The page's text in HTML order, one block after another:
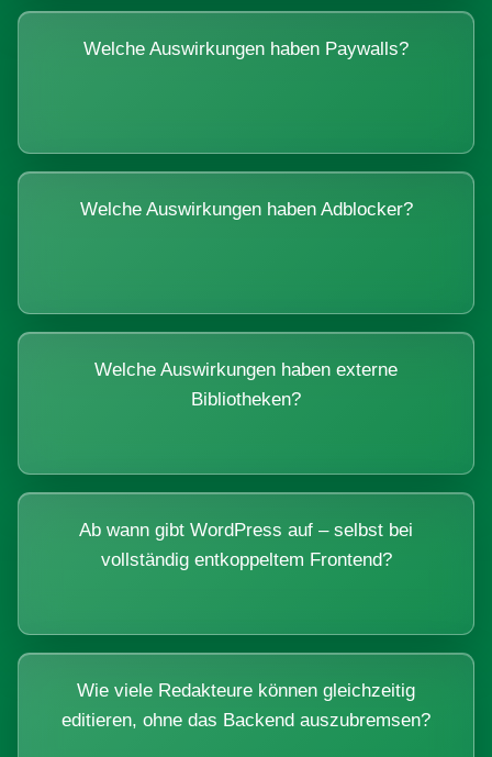
Welche Auswirkungen haben Paywalls?
Welche Auswirkungen haben Adblocker?
Welche Auswirkungen haben externe
Bibliotheken?
Ab wann gibt WordPress auf – selbst bei
vollständig entkoppeltem Frontend?
Wie viele Redakteure können gleichzeitig
editieren, ohne das Backend auszubremsen?